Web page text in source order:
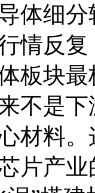
体细
情反
板块
不是
材料
片产